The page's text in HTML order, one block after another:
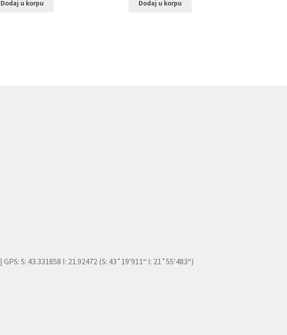
Dodaj u korpu Dodaj u korpu
| GPS: S: 43.331858 I: 21.92472 (S: 43˚19’911“ I: 21˚55’483“)